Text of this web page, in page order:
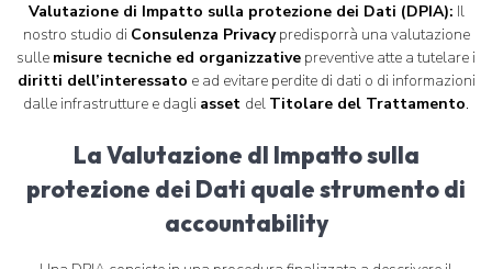
Valutazione di Impatto sulla protezione dei Dati (DPIA): Il
nostro studio di Consulenza Privacypredisporrà una valutazione
sulle misure tecniche ed organizzative preventive atte a tutelare i
diritti dell’interessato e ad evitare perdite di dati o di informazioni
dalle infrastrutture e dagli asset del Titolare del Trattamento.
La Valutazione dI Impatto sulla
protezione dei Dati quale strumento di
accountability